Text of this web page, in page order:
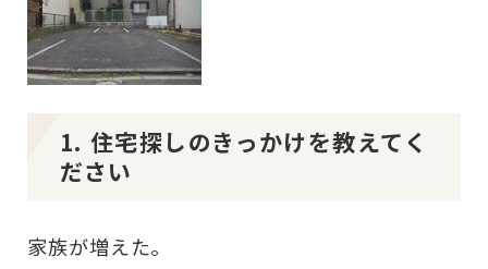
1. 住宅探しのきっかけを教えてく
ださい
家族が増えた。